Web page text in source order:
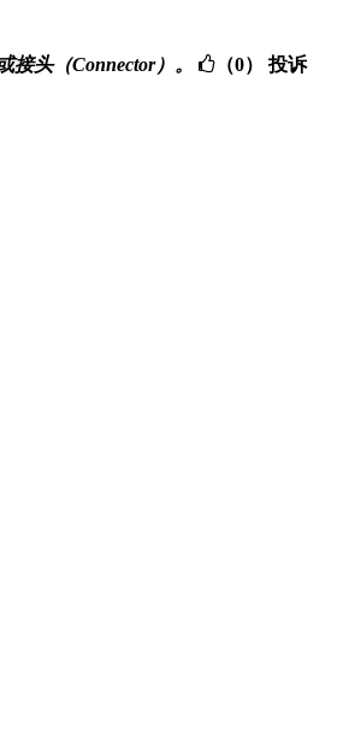
接头（Connector）。 （0） 投诉